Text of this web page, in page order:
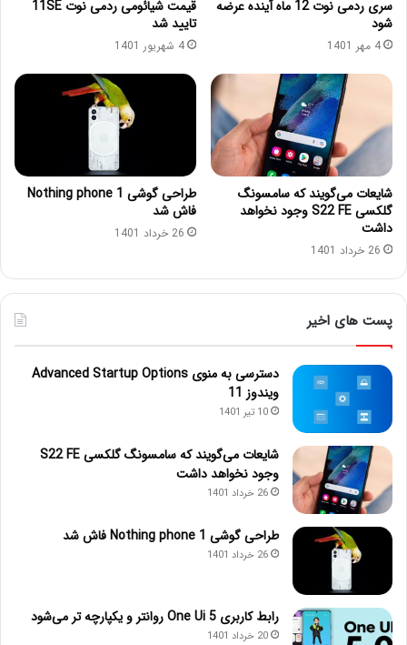
سری ردمی نوت 12 ماه آینده عرضه
شود
4 مهر 1401
قیمت شیائومی ردمی نوت 11SE
تایید شد
4 شهریور 1401
شایعات می‌گویند که سامسونگ
گلکسی S22 FE وجود نخواهد
داشت
26 خرداد 1401
طراحی گوشی Nothing phone 1
فاش شد
26 خرداد 1401
پست های اخیر
دسترسی به منوی Advanced Startup Options
ویندوز 11
10 تیر 1401
شایعات می‌گویند که سامسونگ گلکسی S22 FE
وجود نخواهد داشت
26 خرداد 1401
طراحی گوشی Nothing phone 1 فاش شد
26 خرداد 1401
رابط کاربری One Ui 5 روانتر و یکپارچه تر می‌شود
20 خرداد 1401